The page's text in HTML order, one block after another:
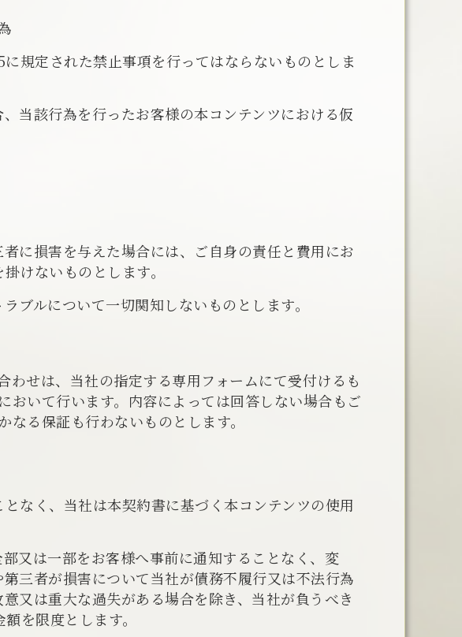
規定された禁止事項を行ってはならないものとしま
当該行為を行ったお客様の本コンテンツにおける仮
に損害を与えた場合には、ご自身の責任と費用にお
けないものとします。
ブルについて一切関知しないものとします。
せは、当社の指定する専用フォームにて受付けるも
いて行います。内容によっては回答しない場合もご
る保証も行わないものとします。
なく、当社は本契約書に基づく本コンテンツの使用
又は一部をお客様へ事前に通知することなく、変
三者が損害について当社が債務不履行又は不法行為
又は重大な過失がある場合を除き、当社が負うべき
を限度とします。